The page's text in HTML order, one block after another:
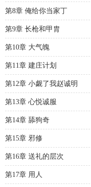
第8章 俺给你当家丁
第9章 长枪和甲胄
第10章 大气魄
第11章 建庄计划
第12章 小觑了我赵诚明
第13章 心悦诚服
第14章 舔狗奇
第15章 邪修
第16章 送礼的层次
第17章 用人